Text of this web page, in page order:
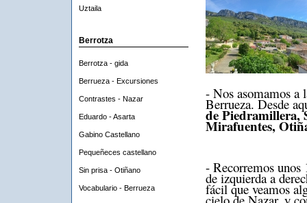
Uztaila
Berrotza
Berrotza - gida
Berrueza - Excursiones
Contrastes - Nazar
Eduardo - Asarta
Gabino Castellano
Pequeñeces castellano
Sin prisa - Otiñano
Vocabulario - Berrueza
- Nos asomamos a
Berrueza. Desde
de Piedramillera,
Mirafuentes,
- Recorremos unos
de izquierda a
fácil que veamos